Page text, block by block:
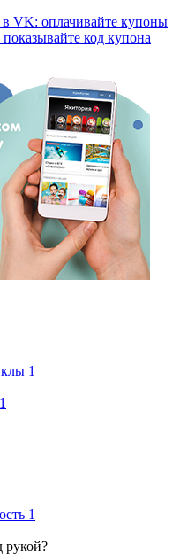
VK: оплачивайте купоны
код купона
1
1
1
рукой?